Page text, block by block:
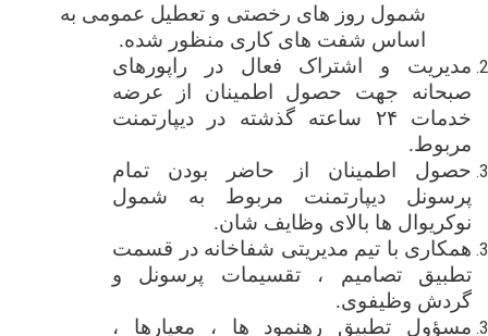
شمول روز های رخصتی و تعطیل عمومی به
اساس شفت های کاری منظور شده.
مدیریت و اشتراک فعال در راپورهای
صبحانه جهت حصول اطمینان از عرضه
خدمات ۲۴ ساعته گذشته در دیپارتمنت
مربوط.
حصول اطمینان از حاضر بودن تمام
پرسونل دیپارتمنت مربوط به شمول
نوکریوال ها بالای وظایف شان.
همکاری با تیم مدیریتی شفاخانه در قسمت
تطبیق تصامیم ، تقسیمات پرسونل و
گردش وظیفوی.
مسؤول تطبیق رهنمود ها ، معیارها ،